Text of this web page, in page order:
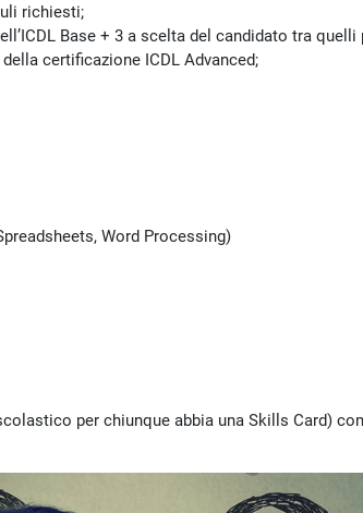
richiesti;
Base + 3 a scelta del candidato tra quelli
certificazione ICDL Advanced;
Word Processing)
per chiunque abbia una Skills Card)